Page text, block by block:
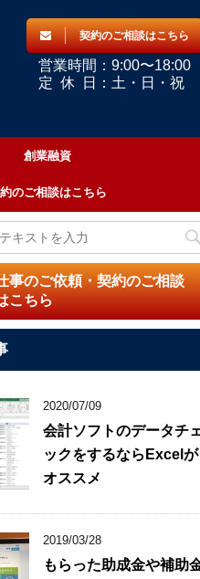
契約のご相談はこちら
営業時間：9:00〜18:00
定 休 日：土・日・祝
創業融資
のご相談はこちら
事のご依頼・契約のご相談
こちら
2020/07/09
会計ソフトのデータチ
ックをするならExcelが
オススメ
2019/03/28
もらった助成金や補助